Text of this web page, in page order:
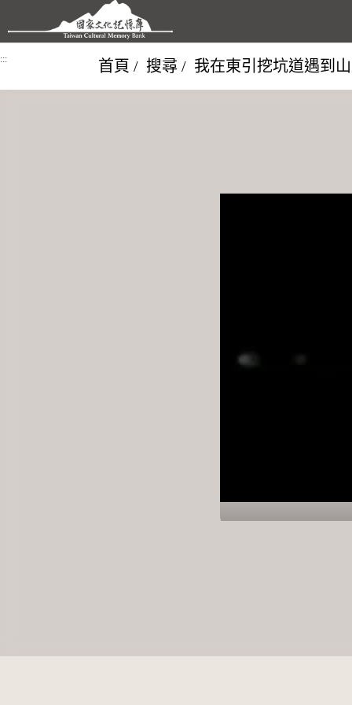
跳到主要內容區塊
::: 首頁 搜尋 我在東引挖坑道遇到